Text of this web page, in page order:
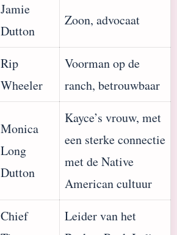
Jamie
Dutton
Zoon, advocaat
Rip
Wheeler
Voorman op de
ranch, betrouwbaar
Monica
Long
Dutton
Kayce’s vrouw, met
een sterke connectie
met de Native
American cultuur
Chief
Leider van het